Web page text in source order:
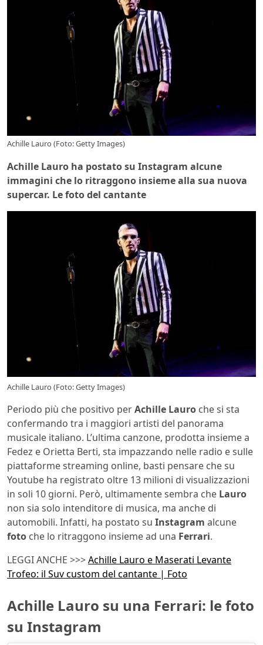
Achille Lauro (Foto: Getty Images)
Achille Lauro ha postato su Instagram alcune
immagini che lo ritraggono insieme alla sua nuova
supercar. Le foto del cantante
Achille Lauro (Foto: Getty Images)
Periodo più che positivo perAchille Lauro che si sta
confermando tra i maggiori artisti del panorama
musicale italiano. L’ultima canzone, prodotta insieme a
Fedez e Orietta Berti, sta impazzando nelle radio e sulle
piattaforme streaming online, basti pensare che su
Youtube ha registrato oltre 13 milioni di visualizzazioni
in soli 10 giorni. Però, ultimamente sembra che Lauro
non sia solo intenditore di musica, ma anche di
automobili. Infatti, ha postato su Instagram alcune
foto che lo ritraggono insieme ad una Ferrari.
LEGGI ANCHE >>>Achille Lauro e Maserati Levante
Trofeo: il Suv custom del cantante | Foto
Achille Lauro su una Ferrari: le foto
su Instagram